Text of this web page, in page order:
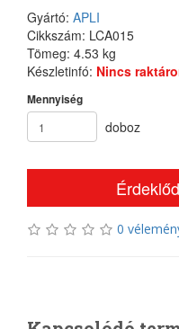
Gyártó: APLI
Cikkszám: LCA015
Tömeg: 4.53 kg
Készletinfó: Nincs
Mennyiség
doboz
0